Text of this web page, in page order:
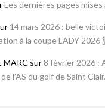
Les dernières pages
14 mars 2026 : belle
à la coupe LADY 2026 🍾
MARC sur 8 février 2026 :
l’AS du golf de Saint Clair.